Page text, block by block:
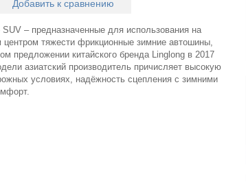
Добавить к сравнению
SUV – предназначенные для использования на
центром тяжести фрикционные зимние автошины,
предложении китайского бренда Linglong в 2017
азиатский производитель причисляет высокую
условиях, надёжность сцепления с зимними